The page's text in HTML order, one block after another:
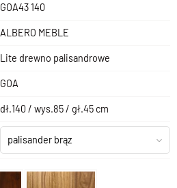
GOA43 140
ALBERO MEBLE
Lite drewno palisandrowe
GOA
dł.140 / wys.85 / gł.45 cm
palisander brąz